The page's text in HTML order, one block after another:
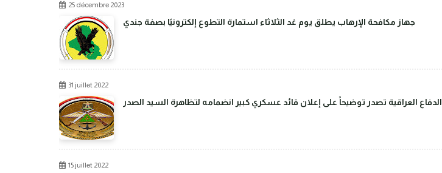
25 décembre 2023
جهاز مكافحة الإرهاب يطلق يوم غد الثلاثاء استمارة التطوع إلكترونيًا بصفة جندي
31 juillet 2022
الدفاع العراقية تصدر توضيحاً على إعلان قائد عسكري كبير انضمامه لتظاهرة السيد الصدر
15 juillet 2022